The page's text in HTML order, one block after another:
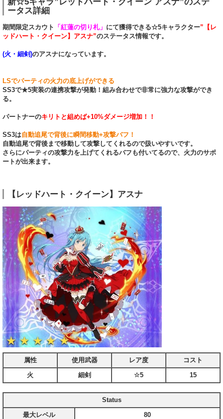
新☆5キャラ”レッドハート・クイーン アスナ”のステ
ータス詳細
期間限定スカウト 「紅蓮の切り札」 にて獲得できる☆5キャラクター”【レ
ッドハート・クイーン】アスナ”のステータス情報です。
(火・細剣)のアスナになっています。
LSでパーティの火力の底上げができる
SS3で★5実装の連携攻撃が発動！組み合わせで非常に強力な攻撃ができ
る。
パートナーのキリトと組めば+10%ダメージ増加！！
SS3は自動追尾で背後に瞬間移動+攻撃バフ！
自動追尾で背後まで移動して攻撃してくれるので扱いやすいです。
さらにパーティの攻撃力を上げてくれるバフも付いてるので、火力のサポ
ートが出来ます。
【レッドハート・クイーン】アスナ
属性 使用武器 レア度
コスト
火
細剣 ☆5 15
Status
最大レベル
80